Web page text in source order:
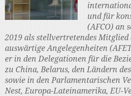
und für
(AFCO) an
2019 als stellvertretendes Mitglied
auswärtige Angelegenheiten
er in den Delegationen für die
zu China, Belarus, den Ländern
sowie in den Parlamentarischen
Nest, Europa-Lateinamerika, EU-